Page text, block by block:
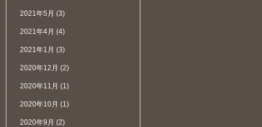
2021年5月 (3)
2021年4月 (4)
2021年1月 (3)
2020年12月 (2)
2020年11月 (1)
2020年10月 (1)
2020年9月 (2)